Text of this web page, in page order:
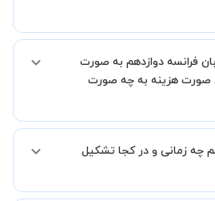
را به شما توضیح خواهند داد.
فرانسه دوازدهم به صورت
صورت هزینه به چه صورت
را در کنار دوستان و یا آشنایان خود به
وجود دارد. در این حالت، به ازای هر
چه زمانی و در کجا تشکیل